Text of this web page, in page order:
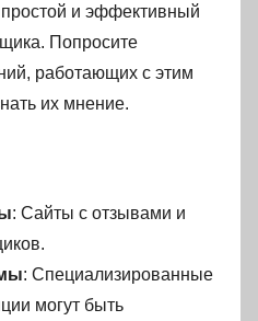
и эффективный
Попросите
работающих с этим
их мнение.
: Сайты с отзывами и
: Специализированные
могут быть